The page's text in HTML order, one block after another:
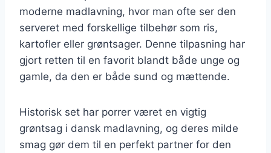
moderne madlavning, hvor man ofte ser den
serveret med forskellige tilbehør som ris,
kartofler eller grøntsager. Denne tilpasning har
gjort retten til en favorit blandt både unge og
gamle, da den er både sund og mættende.
Historisk set har porrer været en vigtig
grøntsag i dansk madlavning, og deres milde
smag gør dem til en perfekt partner for den